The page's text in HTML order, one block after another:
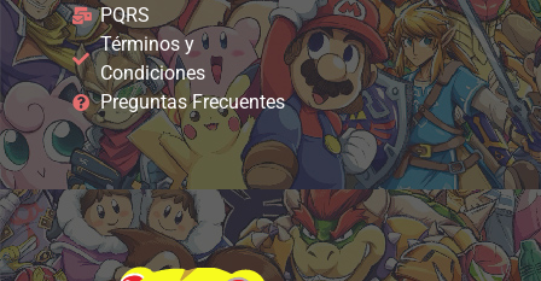
PQRS
Términos y
Condiciones
Preguntas Frecuentes